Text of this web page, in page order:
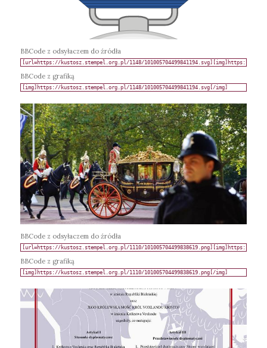
BBCode z odsyłaczem do źródła
BBCode z grafiką
BBCode z odsyłaczem do źródła
BBCode z grafiką